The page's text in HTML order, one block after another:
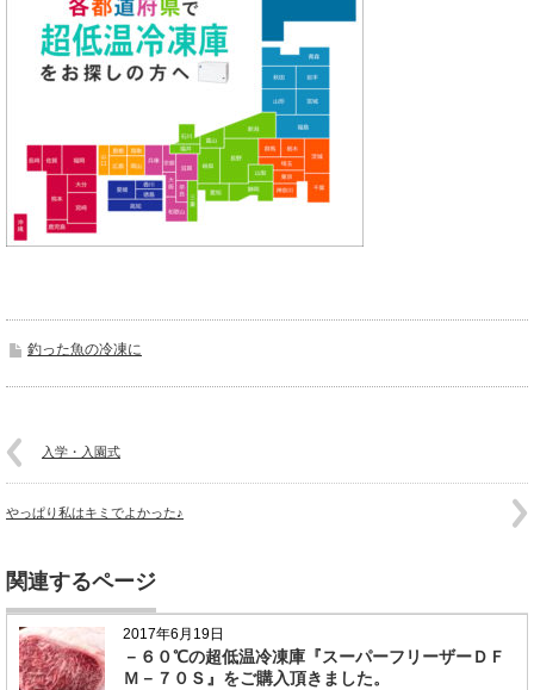
釣った魚の冷凍に
入学・入園式
やっぱり私はキミでよかった♪
関連するページ
2017年6月19日
－６０℃の超低温冷凍庫『スーパーフリーザーＤＦ
Ｍ－７０Ｓ』をご購入頂きました。